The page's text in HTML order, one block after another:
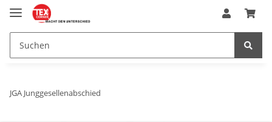
JGA Junggesellenabschied